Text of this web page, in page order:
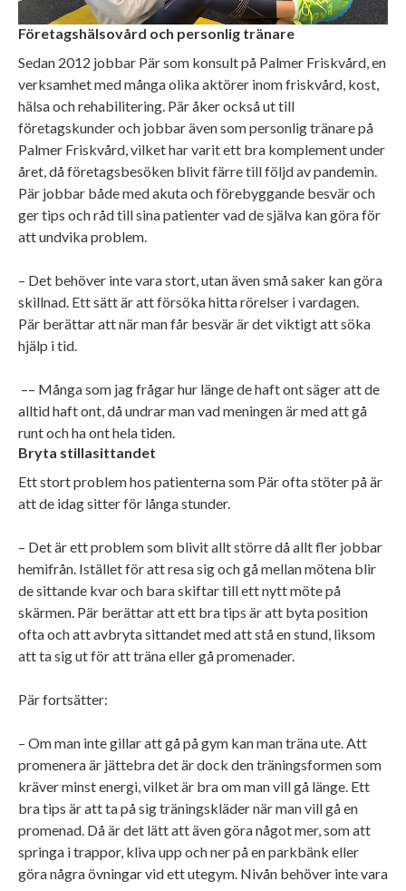
Företagshälsovård och personlig tränare
Sedan 2012 jobbar Pär som konsult på Palmer Friskvård, en
verksamhet med många olika aktörer inom friskvård, kost,
hälsa och rehabilitering. Pär åker också ut till
företagskunder och jobbar även som personlig tränare på
Palmer Friskvård, vilket har varit ett bra komplement under
året, då företagsbesöken blivit färre till följd av pandemin.
Pär jobbar både med akuta och förebyggande besvär och
ger tips och råd till sina patienter vad de själva kan göra för
att undvika problem.
– Det behöver inte vara stort, utan även små saker kan göra
skillnad. Ett sätt är att försöka hitta rörelser i vardagen.
Pär berättar att när man får besvär är det viktigt att söka
hjälp i tid.
–– Många som jag frågar hur länge de haft ont säger att de
alltid haft ont, då undrar man vad meningen är med att gå
runt och ha ont hela tiden.
Bryta stillasittandet
Ett stort problem hos patienterna som Pär ofta stöter på är
att de idag sitter för långa stunder.
– Det är ett problem som blivit allt större då allt fler jobbar
hemifrån. Istället för att resa sig och gå mellan mötena blir
de sittande kvar och bara skiftar till ett nytt möte på
skärmen. Pär berättar att ett bra tips är att byta position
ofta och att avbryta sittandet med att stå en stund, liksom
att ta sig ut för att träna eller gå promenader.
Pär fortsätter:
– Om man inte gillar att gå på gym kan man träna ute. Att
promenera är jättebra det är dock den träningsformen som
kräver minst energi, vilket är bra om man vill gå länge. Ett
bra tips är att ta på sig träningskläder när man vill gå en
promenad. Då är det lätt att även göra något mer, som att
springa i trappor, kliva upp och ner på en parkbänk eller
göra några övningar vid ett utegym. Nivån behöver inte vara